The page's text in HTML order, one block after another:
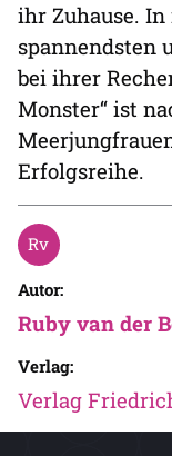
ihr Zuhause.
spannendsten
bei ihrer
Monster“ ist
Erfolgsreihe.
Autor:
Ruby van der
Verlag:
Verlag